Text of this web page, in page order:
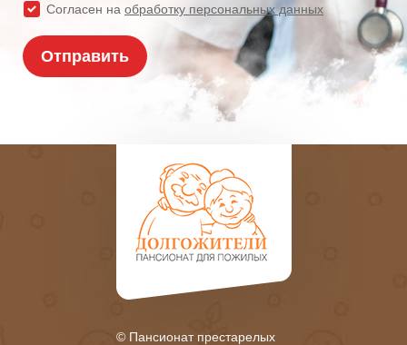
© Пансионат престарелых